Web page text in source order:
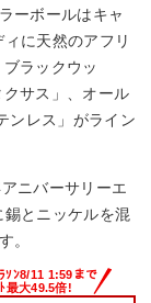
ーボールはキャ
に天然のアフリ
ラックウッ
サス」、オール
ンレス」がライン
ニバーサリーエ
とニッケルを混
。